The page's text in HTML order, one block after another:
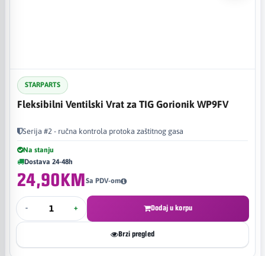
STARPARTS
Fleksibilni Ventilski Vrat za TIG Gorionik WP9FV
Serija #2 - ručna kontrola protoka zaštitnog gasa
Na stanju
Dostava 24-48h
24,90KMSa PDV-om
- + Dodaj u korpu
Brzi pregled